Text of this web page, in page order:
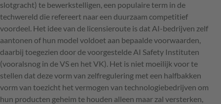
slotgracht) te bewerkstelligen, een populaire term in de
techwereld die refereert naar een duurzaam competitief
voordeel. Het idee van de licensieroute is dat AI-bedrijven zelf
aantonen of hun model voldoet aan bepaalde voorwaarden,
daarbij toegezien door de voorgestelde AI Safety Instituten
(vooralsnog in de VS en het VK). Het is niet moeilijk voor te
stellen dat deze vorm van zelfregulering met een halfbakken
vorm van toezicht het vermogen van technologiebedrijven om
hun producten geheim te houden alleen maar zal versterken,